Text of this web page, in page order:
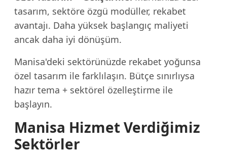
tasarım, sektöre özgü modüller, rekabet
avantajı. Daha yüksek başlangıç maliyeti
ancak daha iyi dönüşüm.
Manisa'deki sektörünüzde rekabet yoğunsa
özel tasarım ile farklılaşın. Bütçe sınırlıysa
hazır tema + sektörel özelleştirme ile
başlayın.
Manisa Hizmet Verdiğimiz
Sektörler